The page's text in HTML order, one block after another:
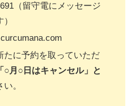
（留守電にメッセージ
たに予約を取っていただ
○月○日はキャンセル」と
。